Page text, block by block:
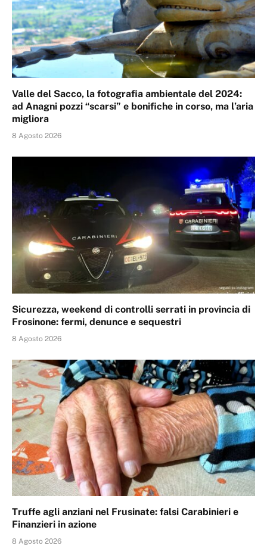
Valle del Sacco, la fotografia ambientale del 2024:
ad Anagni pozzi “scarsi” e bonifiche in corso, ma l’aria
migliora
8 Agosto 2026
Sicurezza, weekend di controlli serrati in provincia di
Frosinone: fermi, denunce e sequestri
8 Agosto 2026
Truffe agli anziani nel Frusinate: falsi Carabinieri e
Finanzieri in azione
8 Agosto 2026